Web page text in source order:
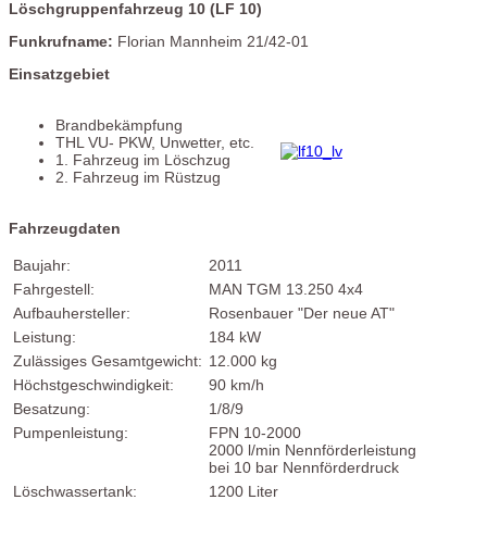
Löschgruppenfahrzeug 10 (LF 10)
Funkrufname: Florian Mannheim 21/42-01
Einsatzgebiet
Brandbekämpfung
THL VU- PKW, Unwetter, etc.
1. Fahrzeug im Löschzug
2. Fahrzeug im Rüstzug
Fahrzeugdaten
Baujahr:
2011
Fahrgestell:
MAN TGM 13.250 4x4
Aufbauhersteller:
Rosenbauer "Der neue AT"
Leistung:
184 kW
Zulässiges Gesamtgewicht: 12.000 kg
Höchstgeschwindigkeit:
90 km/h
Besatzung:
1/8/9
Pumpenleistung:
FPN 10-2000
2000 l/min Nennförderleistung
bei 10 bar Nennförderdruck
Löschwassertank:
1200 Liter